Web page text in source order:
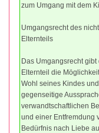
zum Umgang mit dem
Umgangsrecht des
Elternteils
Das Umgangsrecht
Elternteil die
Wohl seines Kindes
gegenseitige
verwandtschaftlichen
und einer Entfremdung
Bedürfnis nach Liebe